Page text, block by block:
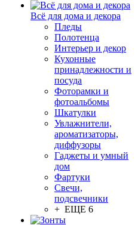
Всё для дома и декора
Пледы
Полотенца
Интерьер и декор
Кухонные
принадлежности и
посуда
Фоторамки и
фотоальбомы
Шкатулки
Увлажнители,
ароматизаторы,
диффузоры
Гаджеты и умный
дом
Фартуки
Свечи,
подсвечники
+ ЕЩЕ 6